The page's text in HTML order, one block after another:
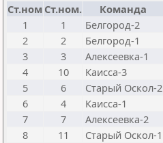
Ст.ном Ст.ном. Команда
1
1 Белгород-2
2
2 Белгород-1
3
3 Алексеевка-1
4
10 Каисса-3
5
6 Старый Оскол-2
6
4 Каисса-1
7
7 Алексеевка-2
8
11 Старый Оскол-1